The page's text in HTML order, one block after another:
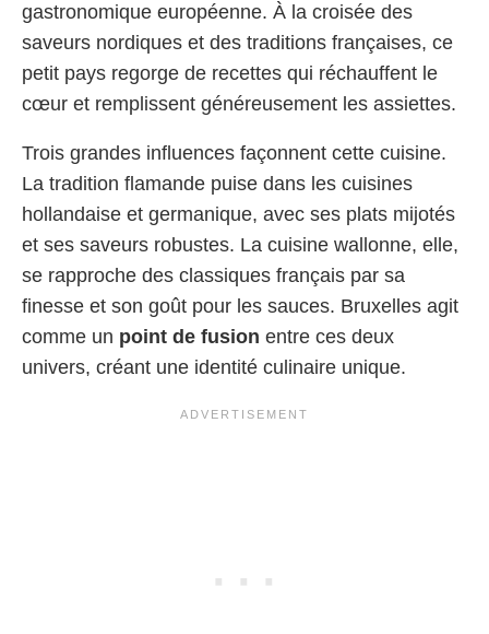
gastronomique européenne. À la croisée des
saveurs nordiques et des traditions françaises, ce
petit pays regorge de recettes qui réchauffent le
cœur et remplissent généreusement les assiettes.
Trois grandes influences façonnent cette cuisine.
La tradition flamande puise dans les cuisines
hollandaise et germanique, avec ses plats mijotés
et ses saveurs robustes. La cuisine wallonne, elle,
se rapproche des classiques français par sa
finesse et son goût pour les sauces. Bruxelles agit
comme un point de fusion entre ces deux
univers, créant une identité culinaire unique.